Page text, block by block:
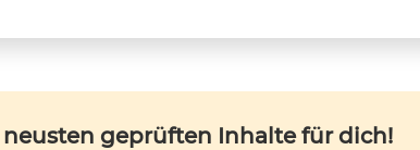
neusten geprüften Inhalte für dich!